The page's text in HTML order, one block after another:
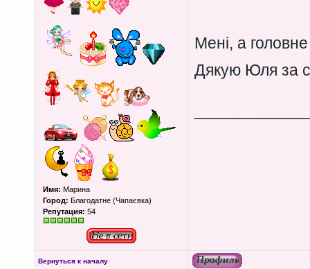
Имя: Марина
Город: Благодатне (Чапаєвка)
Репутация: 54
Мені, а
Дякую Юля за
Вернуться к началу